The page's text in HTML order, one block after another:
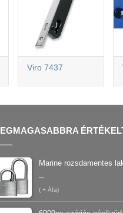
Viro 7437
Marine rozsdamentes
–
( + Áfa)